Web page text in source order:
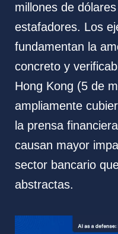
millones de
estafadores. Los
fundamentan la
concreto y
Hong Kong (5 de
ampliamente
la prensa
causan mayor
sector bancario
abstractas.